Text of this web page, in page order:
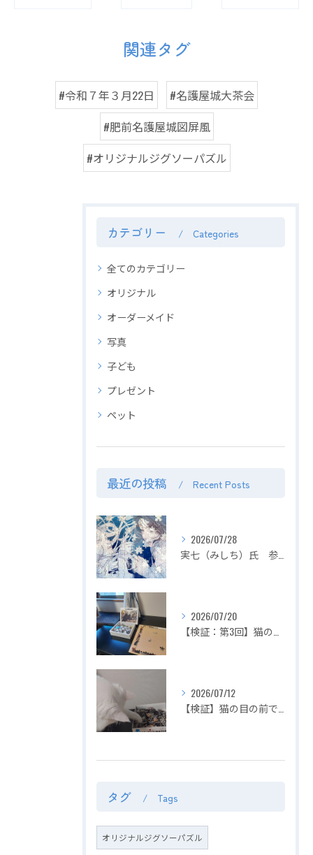
関連タグ
#令和７年３月22日
#名護屋城大茶会
#肥前名護屋城図屏風
#オリジナルジグソーパズル
カテゴリー Categories
全てのカテゴリー
オリジナル
オーダーメイド
写真
子ども
プレゼント
ペット
最近の投稿 Recent Posts
2026/07/28
2026/07/20
2026/07/12
タグ Tags
オリジナルジグソーパズル